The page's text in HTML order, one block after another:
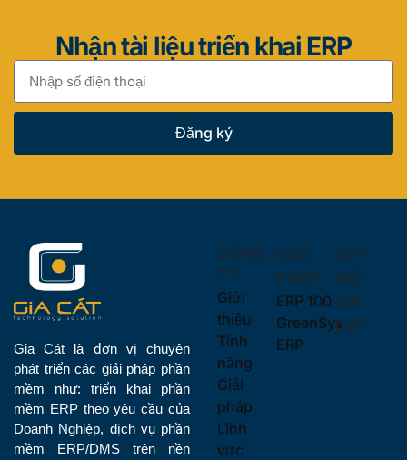
Nhận tài liệu triển khai ERP
Đăng ký
Gia Cát là đơn vị chuyên
phát triển các giải pháp phần
mềm như: triển khai phần
mềm ERP theo yêu cầu của
Doanh Nghiệp, dịch vụ phần
mềm ERP/DMS trên nền
CÔNG
TY
Giới
thiệu
Tính
năng
Giải
pháp
Lĩnh
vực
GIẢI
PHÁP
ERP 100
GreenSys
ERP
KẾT
NỐI
GIA
CÁT